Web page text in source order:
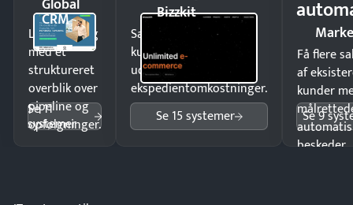
Global
CRM
Luk flere salg
med et
struktureret
overblik over
pipeline og
opfølgninger.
Se 11
systemer
Bizzkit
Sælg produkter 24/7 til
kunder i hele landet
uden
ekspedientomkostninger.
Se 15 systemer
Få flere
af
kunder
beskeder.
Se 9